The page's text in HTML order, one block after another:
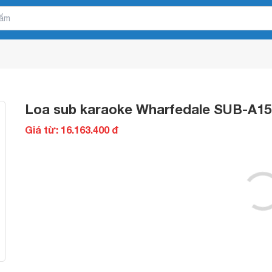
Loa sub karaoke Wharfedale SUB-
Giá từ: 16.163.400 đ